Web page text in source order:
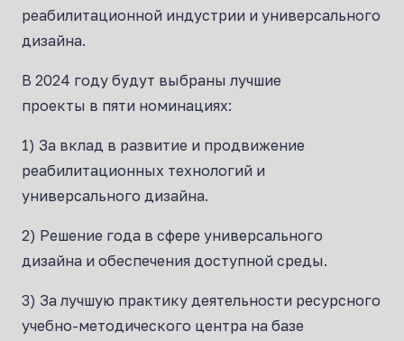
реабилитационной индустрии и универсального
дизайна.
В 2024 году будут выбраны лучшие
проекты в пяти номинациях:
1) За вклад в развитие и продвижение
реабилитационных технологий и
универсального дизайна.
2) Решение года в сфере универсального
дизайна и обеспечения доступной среды.
3) За лучшую практику деятельности ресурсного
учебно-методического центра на базе